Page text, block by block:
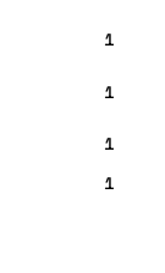
1
1
1
1